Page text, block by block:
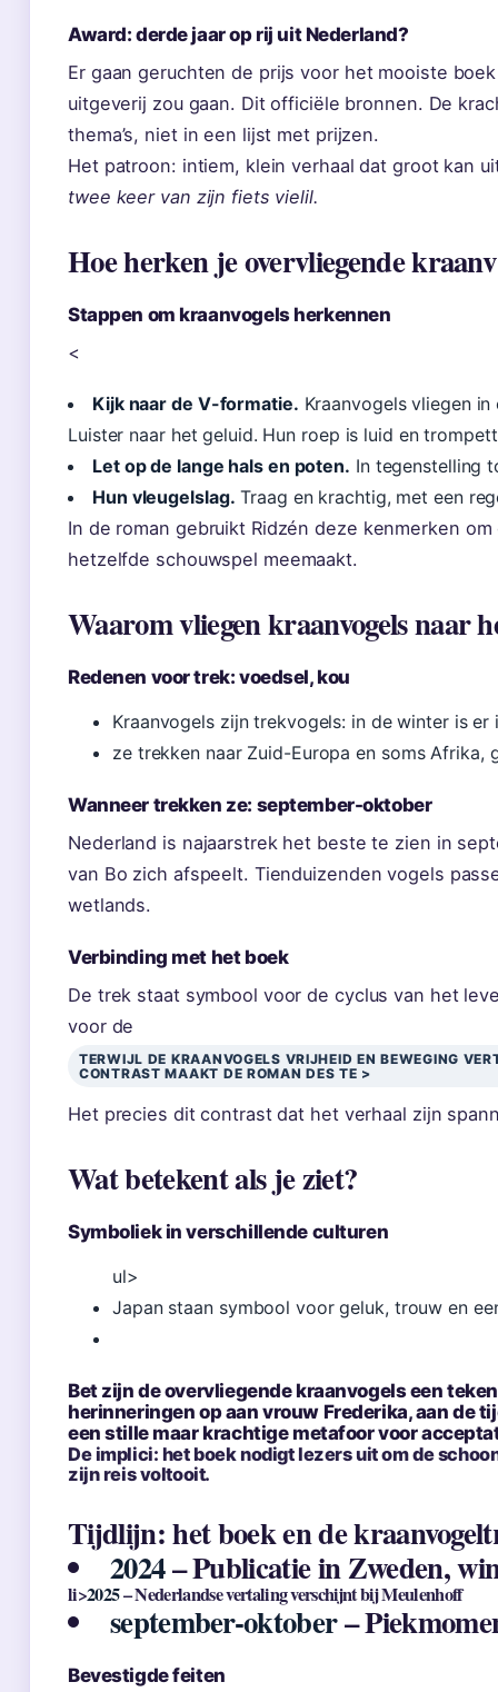
Award: derde jaar op rij uit Nederland?
Er gaan geruchten de prijs voor het mooiste
uitgeverij zou gaan. Dit officiële bronnen. De
thema’s, niet in een lijst met prijzen.
Het patroon: intiem, klein verhaal dat groot kan
twee keer van zijn fiets vielil.
Hoe herken je overvliegende kraanv
Stappen om kraanvogels herkennen
<
Kijk naar de V-formatie. Kraanvogels vliegen
Luister naar het geluid. Hun roep is luid en
Let op de lange hals en poten. In tegenstelling
Hun vleugelslag. Traag en krachtig, met een
In de roman gebruikt Ridzén deze kenmerken
hetzelfde schouwspel meemaakt.
Waarom vliegen kraanvogels naar
Redenen voor trek: voedsel, kou
Kraanvogels zijn trekvogels: in de winter is
ze trekken naar Zuid-Europa en soms
Wanneer trekken ze: september-oktober
Nederland is najaarstrek het beste te zien in
van Bo zich afspeelt. Tienduizenden vogels
wetlands.
Verbinding met het boek
De trek staat symbool voor de cyclus van het
voor de
TERWIJL DE KRAANVOGELS VRIJHEID EN BEWEGING
CONTRAST MAAKT DE ROMAN DES TE >
Het precies dit contrast dat het verhaal zijn
Wat betekent als je ziet?
Symboliek in verschillende culturen
ul>
Japan staan symbool voor geluk, trouw en
Bet zijn de overvliegende kraanvogels een
herinneringen op aan vrouw Frederika, aan de
een stille maar krachtige metafoor voor
De implici: het boek nodigt lezers uit om de
zijn reis voltooit.
Tijdlijn: het boek en de
2024– Publicatie in Zweden,
li>2025– Nederlandse vertaling verschijnt bij Meulenhoff
september-oktober–
Bevestigde feiten